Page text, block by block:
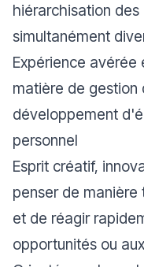
hiérarchisation
simultanément
Expérience avérée
matière de gestion
développement
personnel
Esprit créatif,
penser de
et de réagir
opportunités ou